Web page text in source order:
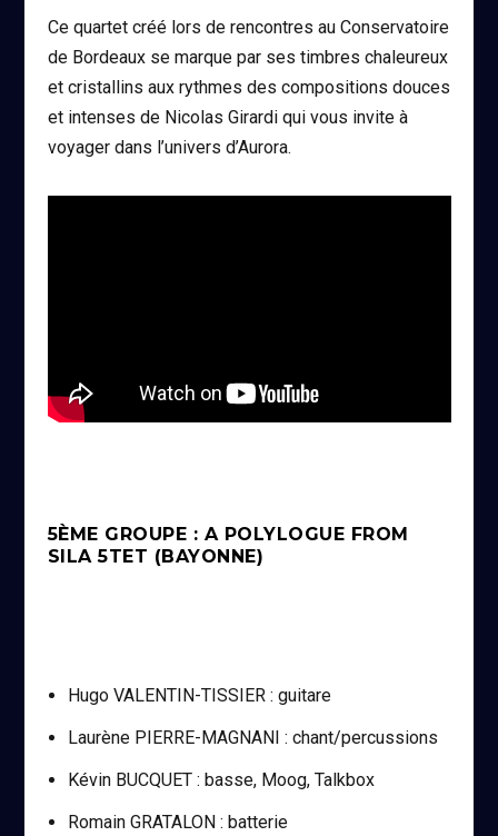
Ce quartet créé lors de rencontres au Conservatoire
de Bordeaux se marque par ses timbres chaleureux
et cristallins aux rythmes des compositions douces
et intenses de Nicolas Girardi qui vous invite à
voyager dans l’univers d’Aurora.
5ÈME GROUPE : A POLYLOGUE FROM
SILA 5TET (BAYONNE)
Hugo VALENTIN-TISSIER : guitare
Laurène PIERRE-MAGNANI : chant/percussions
Kévin BUCQUET : basse, Moog, Talkbox
Romain GRATALON : batterie